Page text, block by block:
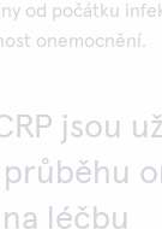
od počátku
onemocnění.
jsou
léčbu